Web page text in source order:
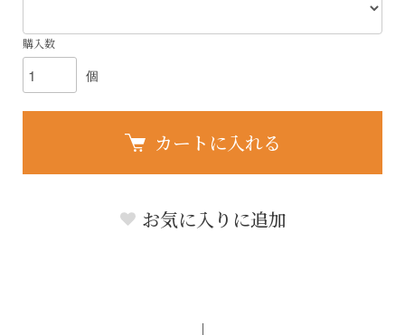
購入数
個
カートに入れる
お気に入りに追加